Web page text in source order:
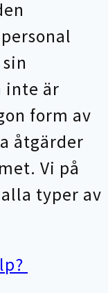
inte är
form av
åtgärder
Vi på
typer av